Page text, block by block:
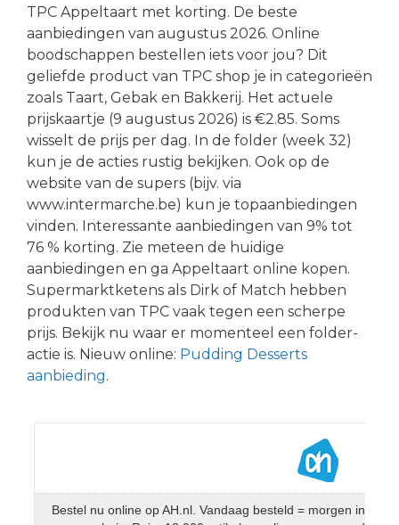
TPC Appeltaart met korting. De beste
aanbiedingen van augustus 2026. Online
boodschappen bestellen iets voor jou? Dit
geliefde product van TPC shop je in categorieën
zoals Taart, Gebak en Bakkerij. Het actuele
prijskaartje (9 augustus 2026) is €2.85. Soms
wisselt de prijs per dag. In de folder (week 32)
kun je de acties rustig bekijken. Ook op de
website van de supers (bijv. via
www.intermarche.be) kun je topaanbiedingen
vinden. Interessante aanbiedingen van 9% tot
76 % korting. Zie meteen de huidige
aanbiedingen en ga Appeltaart online kopen.
Supermarktketens als Dirk of Match hebben
produkten van TPC vaak tegen een scherpe
prijs. Bekijk nu waar er momenteel een folder-
actie is. Nieuw online: Pudding Desserts
aanbieding.
Bestel nu online op AH.nl. Vandaag besteld = morgen in